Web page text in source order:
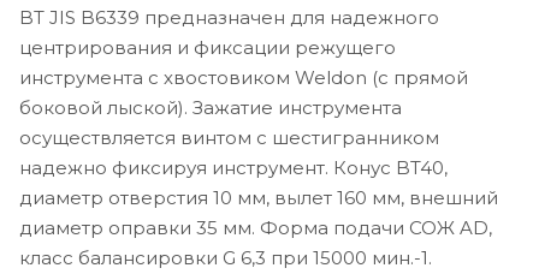
BT JIS B6339 предназначен для надежного
центрирования и фиксации режущего
инструмента с хвостовиком Weldon (с прямой
боковой лыской). Зажатие инструмента
осуществляется винтом с шестигранником
надежно фиксируя инструмент. Конус BT40,
диаметр отверстия 10 мм, вылет 160 мм, внешний
диаметр оправки 35 мм. Форма подачи СОЖ AD,
класс балансировки G 6,3 при 15000 мин.-1.